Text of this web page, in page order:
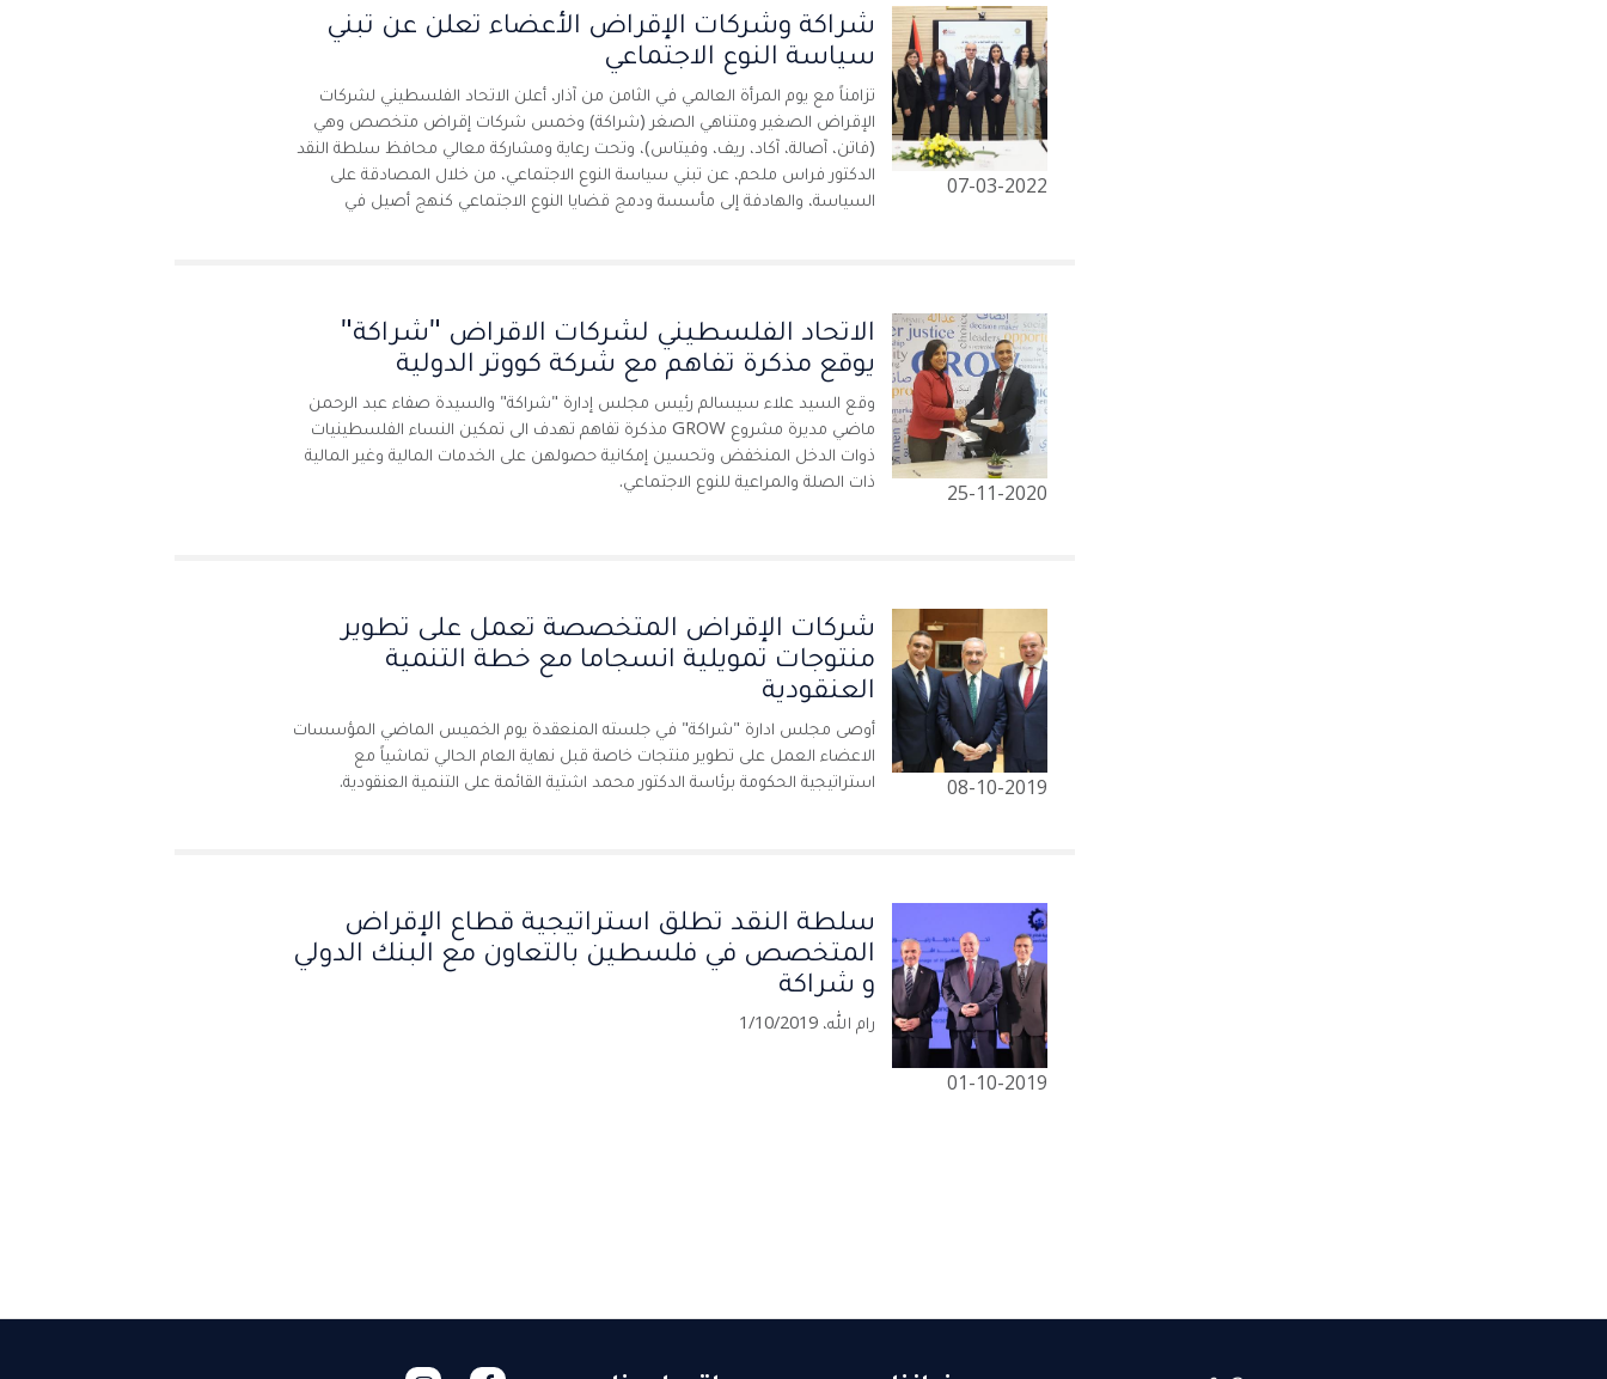
07-03-2022
شراكة وشركات الإقراض الأعضاء تعلن عن تبني
سياسة النوع الاجتماعي
تزامناً مع يوم المرأة العالمي في الثامن من آذار، أعلن الاتحاد الفلسطيني لشركات
الإقراض الصغير ومتناهي الصغر (شراكة) وخمس شركات إقراض متخصص وهي
(فاتن، آصالة، آكاد، ريف، وفيتاس)، وتحت رعاية ومشاركة معالي محافظ سلطة النقد
الدكتور فراس ملحم، عن تبني سياسة النوع الاجتماعي، من خلال المصادقة على
السياسة، والهادفة إلى مأسسة ودمج قضايا النوع الاجتماعي كنهج أصيل في
25-11-2020
الاتحاد الفلسطيني لشركات الاقراض "شراكة"
يوقع مذكرة تفاهم مع شركة كووتر الدولية
وقع السيد علاء سيسالم رئيس مجلس إدارة "شراكة" والسيدة صفاء عبد الرحمن
ماضي مديرة مشروع GROW مذكرة تفاهم تهدف الى تمكين النساء الفلسطينيات
ذوات الدخل المنخفض وتحسين إمكانية حصولهن على الخدمات المالية وغير المالية
ذات الصلة والمراعية للنوع الاجتماعي.
08-10-2019
شركات الإقراض المتخصصة تعمل على تطوير
منتوجات تمويلية انسجاما مع خطة التنمية
العنقودية
أوصى مجلس ادارة "شراكة" في جلسته المنعقدة يوم الخميس الماضي المؤسسات
الاعضاء العمل على تطوير منتجات خاصة قبل نهاية العام الحالي تماشياً مع
استراتيجية الحكومة برئاسة الدكتور محمد اشتية القائمة على التنمية العنقودية.
01-10-2019
سلطة النقد تطلق استراتيجية قطاع الإقراض
المتخصص في فلسطين بالتعاون مع البنك الدولي
و شراكة
رام الله، 1/10/2019